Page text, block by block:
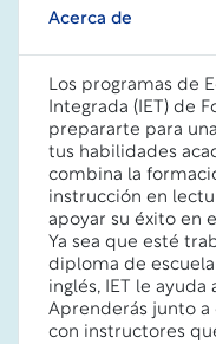
Acerca de
Los programas de
Integrada (IET) de
prepararte para
tus habilidades
combina la
instrucción en
apoyar su éxito en
Ya sea que esté
diploma de
inglés, IET le ayuda
Aprenderás junto
con instructores